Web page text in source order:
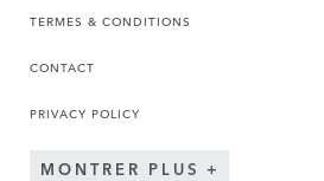
TERMES & CONDITIONS
CONTACT
PRIVACY POLICY
MONTRER PLUS